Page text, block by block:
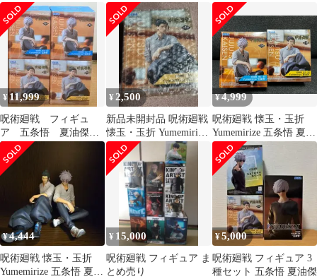
ギュア
傑Yumemirize 2体セッ
ト
¥11,999
呪術廻戦 フィギュ
ア 五条悟 夏油傑 4
点セット
¥2,500
新品未開封品 呪術廻戦
懐玉・玉折 Yumemirize
夏油傑 フィギュア
¥4,999
呪術廻戦 懐玉・玉折
Yumemirize 五条悟 夏油
傑 フィギュア 2種
¥4,444
呪術廻戦 懐玉・玉折
Yumemirize 五条悟 夏油
¥ 15,000
呪術廻戦 フィギュア ま
とめ売り
¥5,000
呪術廻戦 フィギュア 3
種セット 五条悟 夏油傑